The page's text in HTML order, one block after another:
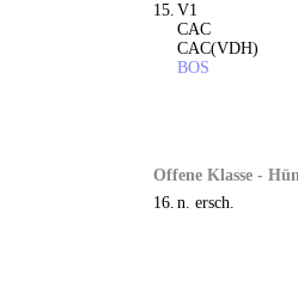
15. V1
CAC
CAC(VDH)
BOS
Offene Klasse -
16. n. ersch.